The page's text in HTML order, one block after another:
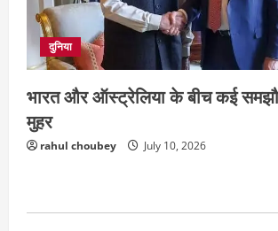
दुनिया
भारत और ऑस्ट्रेलिया के बीच कई
मुहर
rahul choubey July 10, 2026
5
छत्तीसगढ़ राजनीति
151 किमी विधायक भावना
अमरकंटक से भोरमदेव तक
August 8, 2026
महाराष्ट्र में सियासी हलचल
मिलेंगे शरद पवार गुट के सांसद